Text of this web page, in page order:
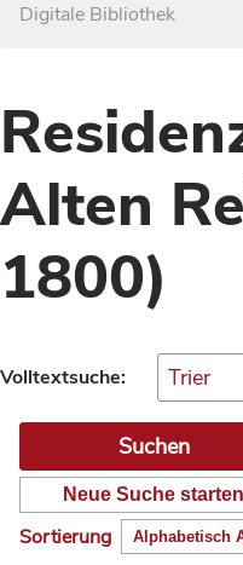
Digitale Bibliothek
Alten
1800)
Volltextsuche:
Neue Suche starten
Sortierung